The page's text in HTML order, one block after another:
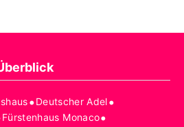
•Deutscher Adel•
Fürstenhaus Monaco•